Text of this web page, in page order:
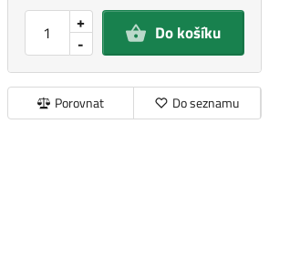
-
+ Do košíku
Porovnat Do seznamu